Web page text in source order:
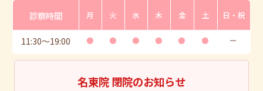
診察時間 月 火 水 木 金 土 日・祝
11:30〜19:00 ● ● ● ● ● ● ー
名東院 閉院のお知らせ